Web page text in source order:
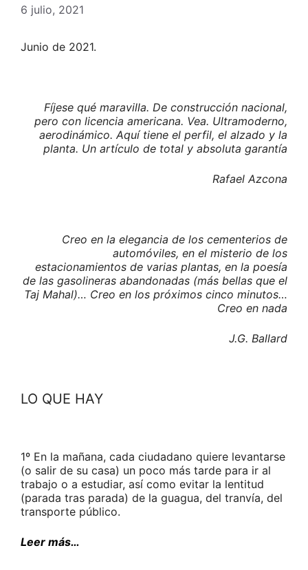
6 julio, 2021
Junio de 2021.
Fíjese qué maravilla. De construcción nacional,
pero con licencia americana. Vea. Ultramoderno,
aerodinámico. Aquí tiene el perfil, el alzado y la
planta. Un artículo de total y absoluta garantía
Rafael Azcona
Creo en la elegancia de los cementerios de
automóviles, en el misterio de los
estacionamientos de varias plantas, en la poesía
de las gasolineras abandonadas (más bellas que el
Taj Mahal)… Creo en los próximos cinco minutos…
Creo en nada
J.G. Ballard
LO QUE HAY
1º En la mañana, cada ciudadano quiere levantarse
(o salir de su casa) un poco más tarde para ir al
trabajo o a estudiar, así como evitar la lentitud
(parada tras parada) de la guagua, del tranvía, del
transporte público.
Leer más…